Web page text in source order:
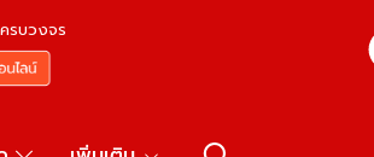
รบวงจร